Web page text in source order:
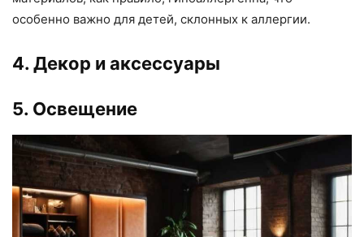
особенно важно для детей, склонных к аллергии.
4. Декор и аксессуары
5. Освещение